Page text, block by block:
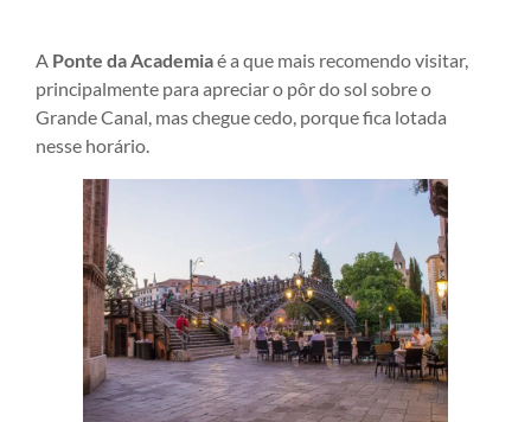
A Ponte da Academiaé a que mais recomendo visitar,
principalmente para apreciar o pôr do sol sobre o
Grande Canal, mas chegue cedo, porque fica lotada
nesse horário.